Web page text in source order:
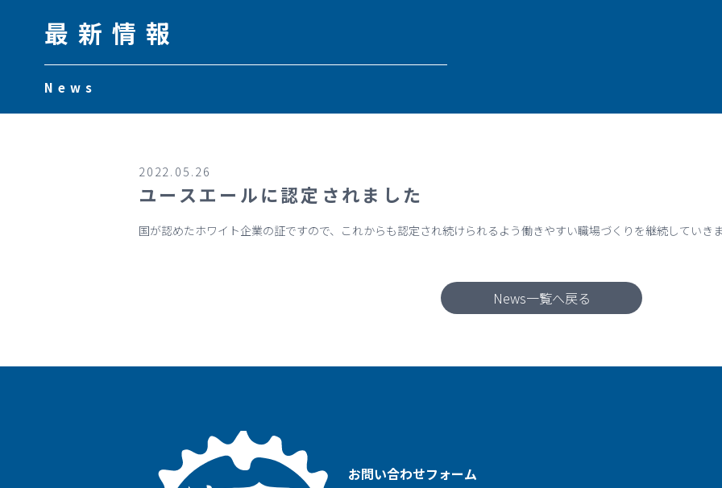
最新情報
News
2022.05.26
ユースエールに認定されました
国が認めたホワイト企業の証ですので、これからも認定され続けられるよう働きやすい職場づくりを継続していき
News一覧へ戻る
お問い合わせフォーム